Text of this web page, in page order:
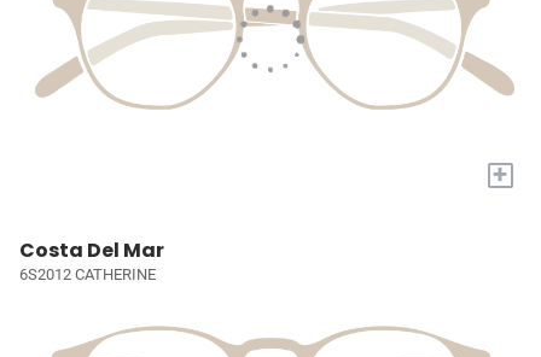
+
Costa Del Mar
6S2012 CATHERINE